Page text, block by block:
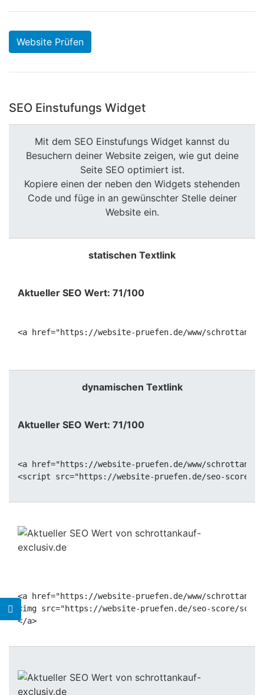
Website Prüfen
SEO Einstufungs Widget
Mit dem SEO Einstufungs Widget kannst du
Besuchern deiner Website zeigen, wie gut deine
Seite SEO optimiert ist.
Kopiere einen der neben den Widgets stehenden
Code und füge in an gewünschter Stelle deiner
Website ein.
statischen Textlink
Aktueller SEO Wert: 71/100
<a href="https://website-pruefen.de/www/
dynamischen Textlink
Aktueller SEO Wert: 71/100
<a href="https://website-pruefen.de/www/
<a href="https://website-pruefen.de/www/
<img src="https://website-pruefen.de/seo-score/